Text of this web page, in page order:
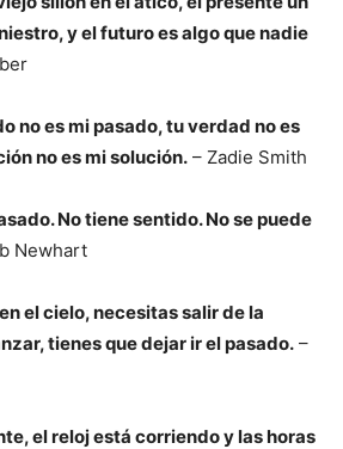
y el futuro es algo que nadie
no es mi pasado, tu verdad no es
no es mi solución. – Zadie Smith
No tiene sentido. No se puede
Newhart
el cielo, necesitas salir de la
tienes que dejar ir el pasado. –
el reloj está corriendo y las horas